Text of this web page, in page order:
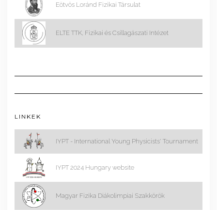
Eötvös Loránd Fizikai Társulat
ELTE TTK, Fizikai és Csillagászati Intézet
LINKEK
IYPT - International Young Physicists' Tournament
IYPT 2024 Hungary website
Magyar Fizika Diákolimpiai Szakkörök